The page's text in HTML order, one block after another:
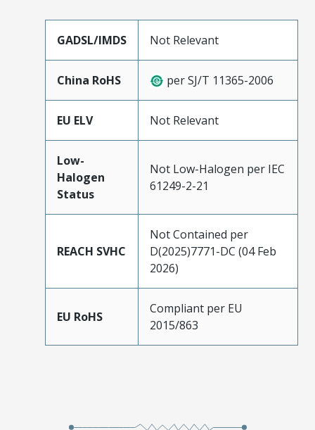
GADSL/IMDS Not Relevant
China RoHS per SJ/T 11365-2006
EU ELV Not Relevant
Low-
Halogen
Status
Not Low-Halogen per IEC
61249-2-21
REACH SVHC
Not Contained per
D(2025)7771-DC (04 Feb
2026)
EU RoHS
Compliant per EU
2015/863